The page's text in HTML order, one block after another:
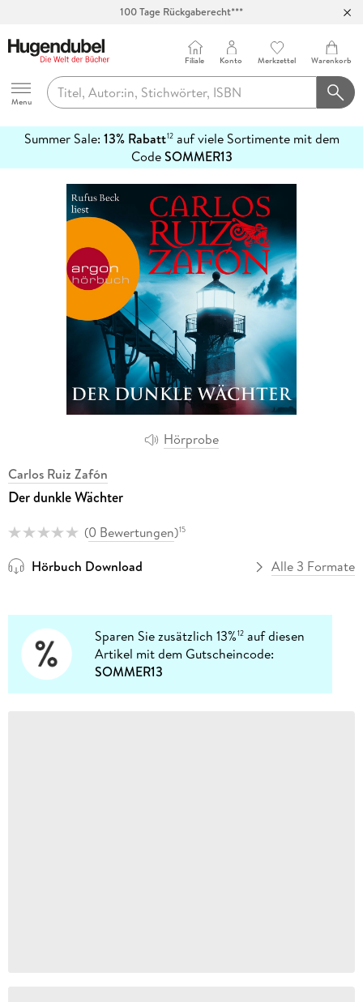
100 Tage Rückgaberecht***
Hugendubel
Menu
Filiale Konto Merkzettel Warenkorb
Summer Sale: 13% Rabatt12auf viele Sortimente mit dem
CodeSOMMER13
erfahren
Hörprobe
Carlos Ruiz Zafón
Der dunkle Wächter
(0 Bewertungen)15
Hörbuch Download Alle 3 Formate
Sparen Sie zusätzlich 13%12 auf diesen
Artikel mit dem Gutscheincode:
SOMMER13